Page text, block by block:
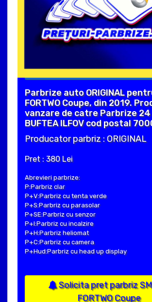
Parbrize auto ORIGINAL
FORTWO Coupe, din 2019.
vanzare de catre Parbrize 24
BUFTEA ILFOV cod postal
Producator parbriz : ORIGINAL
Pret : 380 Lei
Abrevieri parbrize:
P:Parbriz clar
P+V:Parbriz cu tenta verde
P+S:Parbriz cu parasolar
P+SE:Parbriz cu senzor
P+I:Parbriz cu incalzire
P+H:Parbriz heliomat
P+C:Parbriz cu camera
P+Hud:Parbriz cu head up display
Solicita pret parbriz
FORTWO Coupe